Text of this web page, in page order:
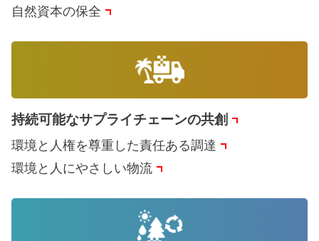
自然資本の保全
持続可能なサプライチェーンの共創
環境と人権を尊重した責任ある調達
環境と人にやさしい物流